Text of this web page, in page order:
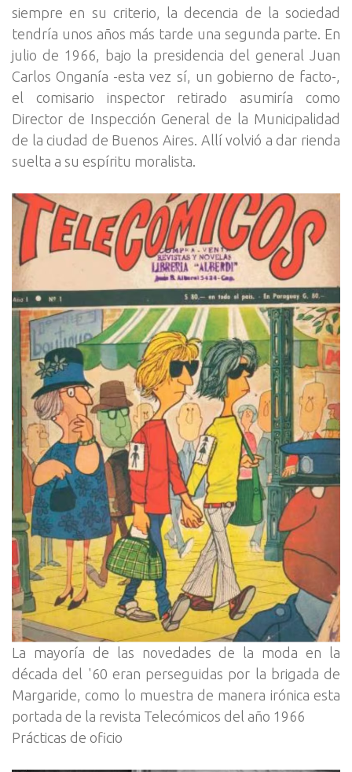
siempre en su criterio, la decencia de la sociedad
tendría unos años más tarde una segunda parte. En
julio de 1966, bajo la presidencia del general Juan
Carlos Onganía -esta vez sí, un gobierno de facto-,
el comisario inspector retirado asumiría como
Director de Inspección General de la Municipalidad
de la ciudad de Buenos Aires. Allí volvió a dar rienda
suelta a su espíritu moralista.
La mayoría de las novedades de la moda en la
década del '60 eran perseguidas por la brigada de
Margaride, como lo muestra de manera irónica esta
portada de la revista Telecómicos del año 1966
Prácticas de oficio